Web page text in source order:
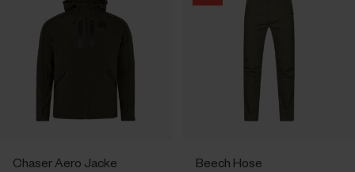
Chaser Aero Jacke Beech Hose